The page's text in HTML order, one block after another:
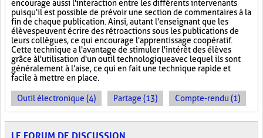
encourage aussi l'interaction entre les différents intervenants
puisqu'il est possible de prévoir une section de commentaires à la
fin de chaque publication. Ainsi, autant l'enseignant que les
élèves peuvent écrire des rétroactions sous les publications de
leurs collègues, ce qui encourage l'apprentissage coopératif.
Cette technique a l'avantage de stimuler l'intérêt des élèves
grâce à l'utilisation d'un outil technologique avec lequel ils sont
généralement à l'aise, ce qui en fait une technique rapide et
facile à mettre en place.
Outil électronique (4) Partage (13) Compte-rendu (1)